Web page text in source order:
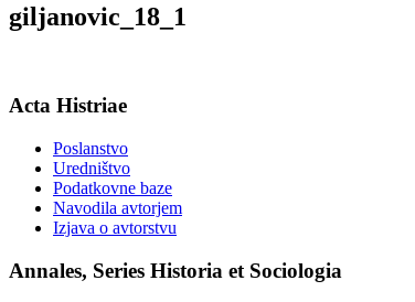
giljanovic_18_1
Acta Histriae
Poslanstvo
Uredništvo
Podatkovne baze
Navodila avtorjem
Izjava o avtorstvu
Annales, Series Historia et Sociologia